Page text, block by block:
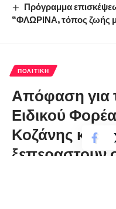
Πρόγραμμα
“ΦΛΩΡΙΝΑ, τόπος ζωής
ΠΟΛΙΤΙΚΉ
Απόφαση για
Ειδικού
Κοζάνης και
ξεπεραστούν